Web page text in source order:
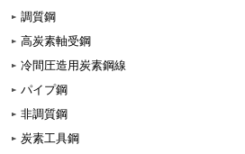
調質鋼
高炭素軸受鋼
冷間圧造用炭素鋼線
パイプ鋼
非調質鋼
炭素工具鋼